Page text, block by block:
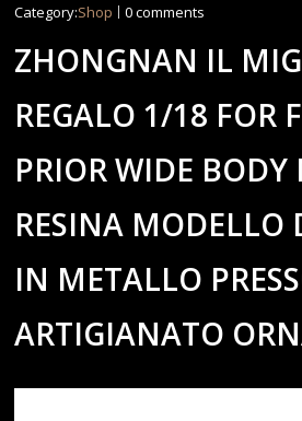
Category:Shop 0 comments
ZHONGNAN IL
REGALO 1/18 FOR
PRIOR WIDE
RESINA MODELLO
IN METALLO
ARTIGIANATO